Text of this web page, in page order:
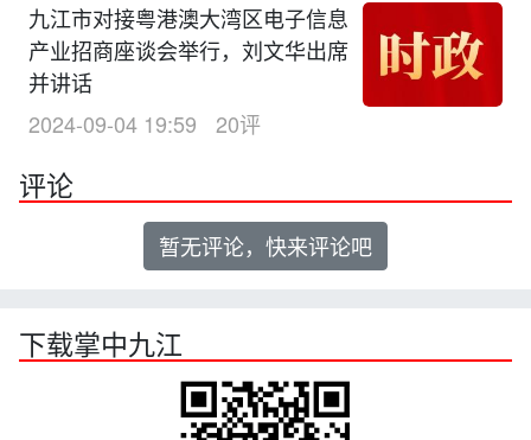
九江市对接粤港澳大湾区电子信息
产业招商座谈会举行，刘文华出席
并讲话
2024-09-04 19:59
20评
评论
暂无评论，快来评论吧
下载掌中九江